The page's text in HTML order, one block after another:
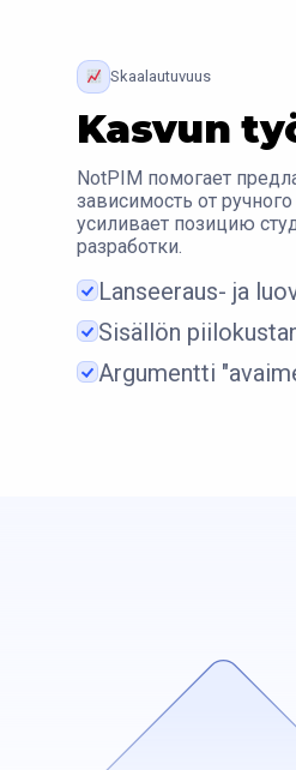
Skaalautuvuus
Kasvun
NotPIM помогает
зависимость от
усиливает позицию
разработки.
Lanseeraus- ja
Sisällön
Argumentti